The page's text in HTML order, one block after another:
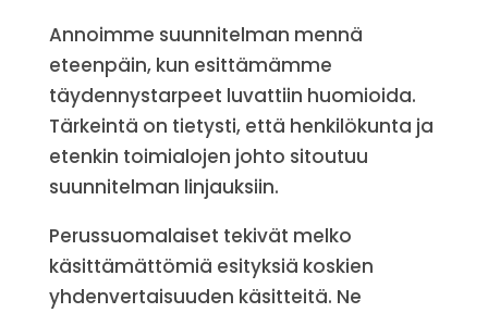
Annoimme suunnitelman mennä
eteenpäin, kun esittämämme
täydennystarpeet luvattiin huomioida.
Tärkeintä on tietysti, että henkilökunta ja
etenkin toimialojen johto sitoutuu
suunnitelman linjauksiin.
Perussuomalaiset tekivät melko
käsittämättömiä esityksiä koskien
yhdenvertaisuuden käsitteitä. Ne